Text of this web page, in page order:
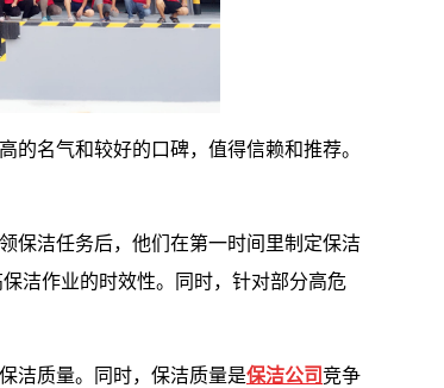
的名气和较好的口碑，值得信赖和推荐。
保洁任务后，他们在第一时间里制定保洁
洁作业的时效性。同时，针对部分高危
洁质量。同时，保洁质量是保洁公司竞争